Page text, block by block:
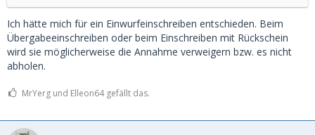
Ich hätte mich für ein Einwurfeinschreiben entschieden. Beim
Übergabeeinschreiben oder beim Einschreiben mit Rückschein
wird sie möglicherweise die Annahme verweigern bzw. es nicht
abholen.
MrYerg und Elleon64 gefällt das.